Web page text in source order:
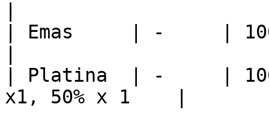
| Emas     | -     |
| Platina  | -     |
x1, 50% x 1    |